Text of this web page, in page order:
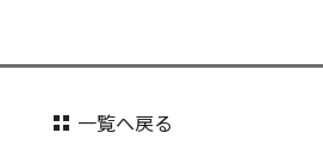
一覧へ戻る